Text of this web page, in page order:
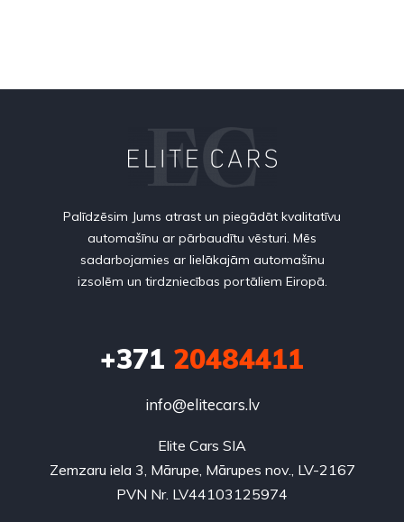
Palīdzēsim Jums atrast un piegādāt kvalitatīvu
automašīnu ar pārbaudītu vēsturi. Mēs
sadarbojamies ar lielākajām automašīnu
izsolēm un tirdzniecības portāliem Eiropā.
+371 20484411
info@elitecars.lv
Elite Cars SIA
Zemzaru iela 3, Mārupe, Mārupes nov., LV-2167
PVN Nr. LV44103125974